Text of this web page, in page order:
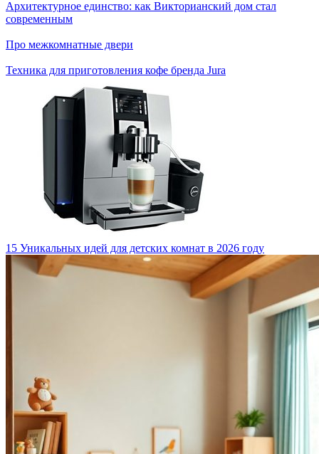
Архитектурное единство: как Викторианский дом стал
современным
Про межкомнатные двери
Техника для приготовления кофе бренда Jura
15 Уникальных идей для детских комнат в 2026 году